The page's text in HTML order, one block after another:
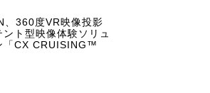
、360度VR映像投影
ント型映像体験ソリュ
「CX CRUISING™